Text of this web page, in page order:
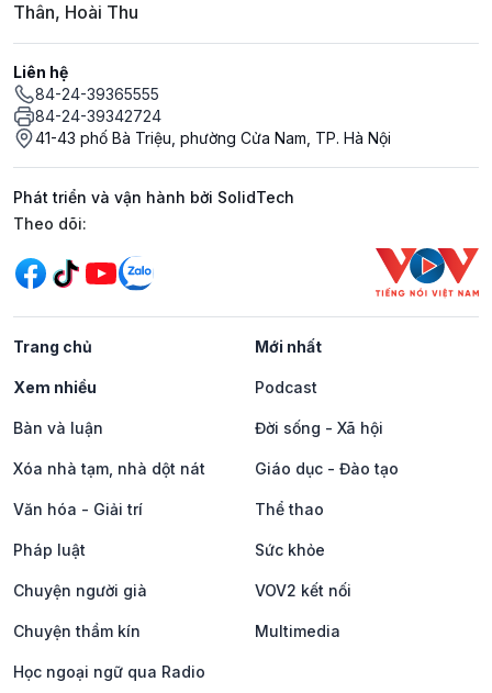
Thân, Hoài Thu
Liên hệ
84-24-39365555
84-24-39342724
41-43 phố Bà Triệu, phường Cửa Nam, TP. Hà Nội
Phát triển và vận hành bởi SolidTech
Mạng xã hội
Theo dõi:
Trang chủ Mới nhất
Xem nhiều Podcast
Bàn và luận Đời sống - Xã hội
Xóa nhà tạm, nhà dột nát Giáo dục - Đào tạo
Văn hóa - Giải trí Thể thao
Pháp luật Sức khỏe
Chuyện người già VOV2 kết nối
Chuyện thầm kín Multimedia
Học ngoại ngữ qua Radio